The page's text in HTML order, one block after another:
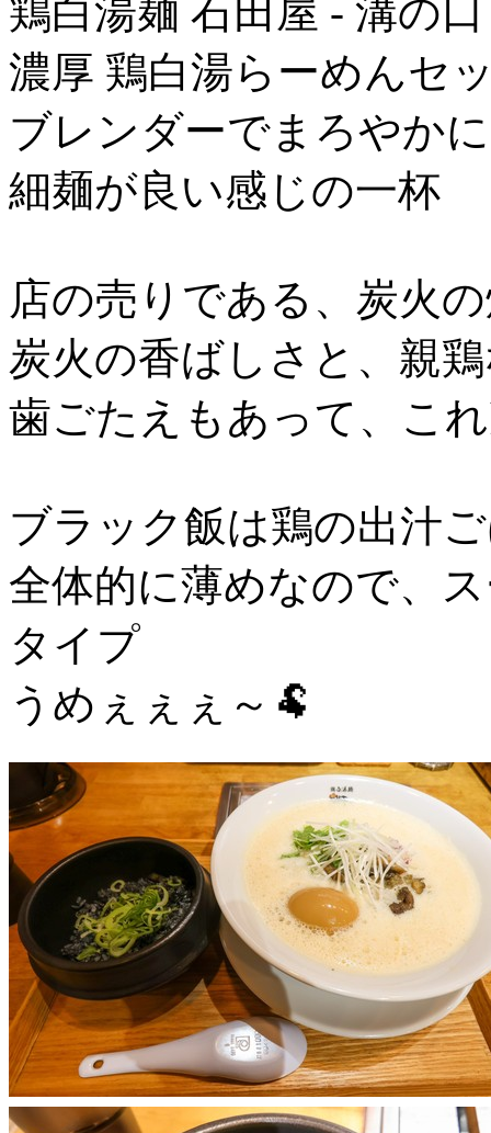
鶏白湯麺 石田屋 - 溝の口
濃厚 鶏白湯らーめんセ
ブレンダーでまろやか
細麺が良い感じの一杯
店の売りである、炭火
炭火の香ばしさと、親
歯ごたえもあって、こ
ブラック飯は鶏の出汁
全体的に薄めなので、
タイプ
うめぇぇぇ～🐏